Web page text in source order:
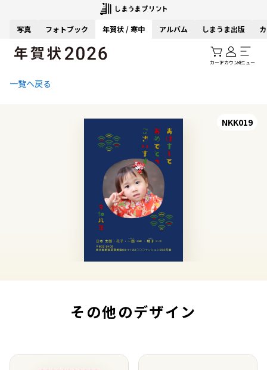
写真 フォトブック 年賀状 / 寒中 アルバム しまうま出版
カートアカウントメニュー
一覧へ戻る
NKK019
その他のデザイン